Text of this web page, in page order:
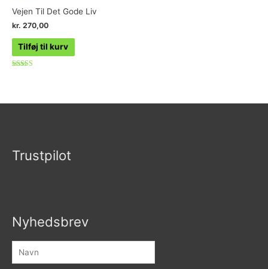
Vejen Til Det Gode Liv
kr. 270,00
Tilføj til kurv
Trustpilot
Nyhedsbrev